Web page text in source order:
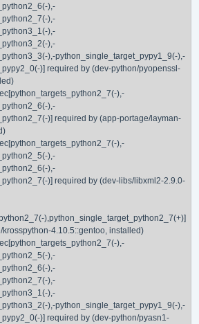
),-
),-
),-
),-
),-python_single_target_pypy1_9(-),-
)] required by (dev-python/pyopenssl-
),-
),-
)] required by (app-portage/layman-
),-
),-
),-
)] required by (dev-libs/libxml2-2.9.0-
),python_single_target_python2_7(+)]
4.10.5::gentoo, installed)
),-
),-
),-
),-
),-
),-python_single_target_pypy1_9(-),-
)] required by (dev-python/pyasn1-